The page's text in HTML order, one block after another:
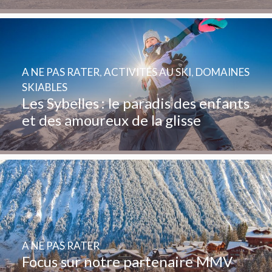
Les Sybelles : le paradis des enfants
et des amoureux de la glisse
A NE PAS RATER,ACTIVITÉS AU SKI, DOMAINES
SKIABLES
Focus sur notre partenaire MMV
A NE PAS RATER